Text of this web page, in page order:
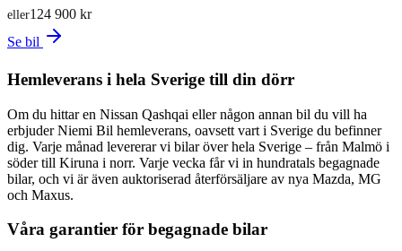
124 900 kr
eller
Se bil
Hemleverans i hela Sverige till din dörr
Om du hittar en Nissan Qashqai eller någon annan bil du vill ha
erbjuder Niemi Bil hemleverans, oavsett vart i Sverige du befinner
dig. Varje månad levererar vi bilar över hela Sverige – från Malmö i
söder till Kiruna i norr. Varje vecka får vi in hundratals begagnade
bilar, och vi är även auktoriserad återförsäljare av nya Mazda, MG
och Maxus.
Våra garantier för begagnade bilar